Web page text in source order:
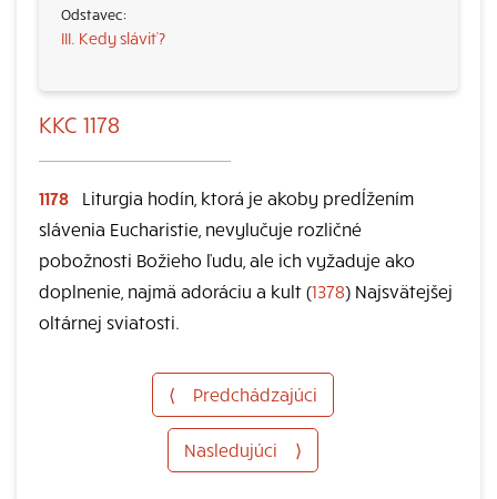
III. Kedy sláviť?
KKC 1178
1178
Liturgia hodín, ktorá je akoby predĺžením
slávenia Eucharistie, nevylučuje rozličné
pobožnosti Božieho ľudu, ale ich vyžaduje ako
doplnenie, najmä adoráciu a kult (1378) Najsvätejšej
oltárnej sviatosti.
⟨ Predchádzajúci
Nasledujúci ⟩